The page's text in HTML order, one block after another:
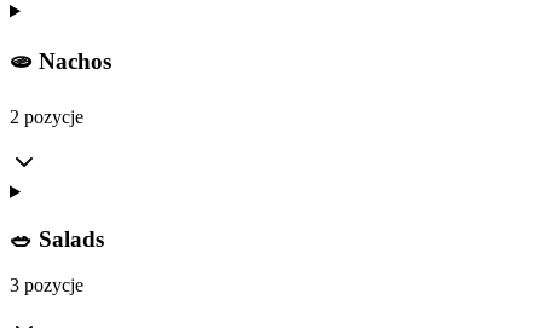
🫓 Nachos
2 pozycje
🥗 Salads
3 pozycje